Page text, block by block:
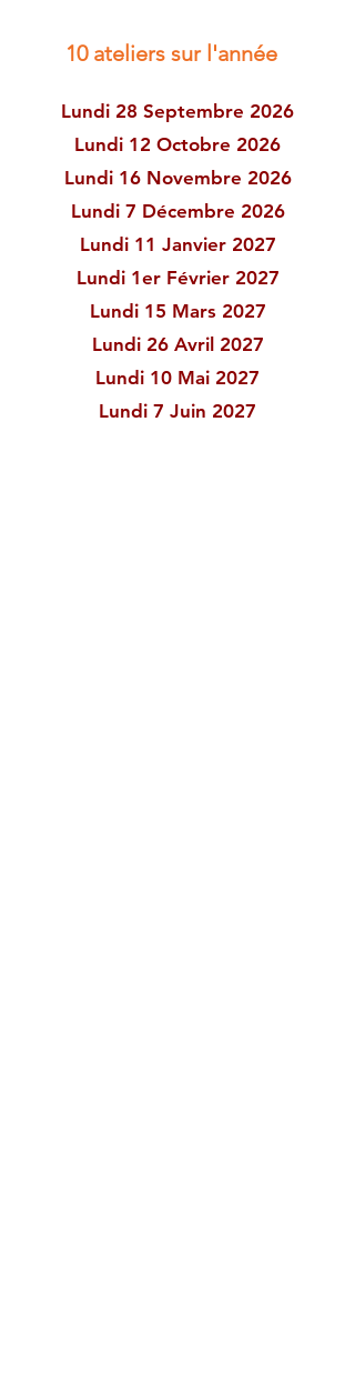
10 ateliers sur l'année
Lundi 28 Septembre 2026
Lundi 12 Octobre 2026
Lundi 16 Novembre 2026
Lundi 7 Décembre 2026
Lundi 11 Janvier 2027
Lundi 1er Février 2027
Lundi 15 Mars 2027
Lundi 26 Avril 2027
Lundi 10 Mai 2027
Lundi 7 Juin 2027